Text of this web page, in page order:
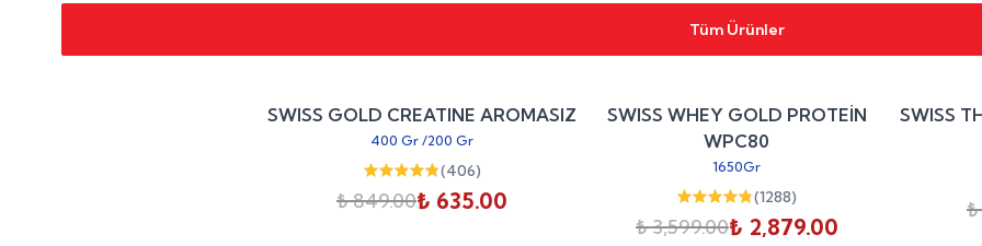
Tüm Ürünler
indirim
SWISS GOLD CREATINE AROMASIZ
400 Gr /200 Gr
(406)
₺ 849.00₺ 635.00
%
indirim
SWISS WHEY GOLD PROTEİN
WPC80
1650Gr
(1288)
₺ 3,599.00₺ 2,879.00
SWISS